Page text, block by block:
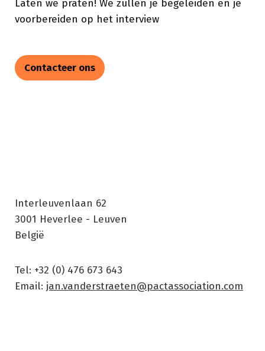
Laten we praten! We zullen je begeleiden en je
voorbereiden op het interview
Contacteer ons
Interleuvenlaan 62
3001 Heverlee - Leuven
België
Tel: +32 (0) 476 673 643
Email: jan.vanderstraeten@pactassociation.com